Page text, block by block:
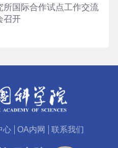
所国际合作试点工作交流
召开
心 OA内网 联系我们